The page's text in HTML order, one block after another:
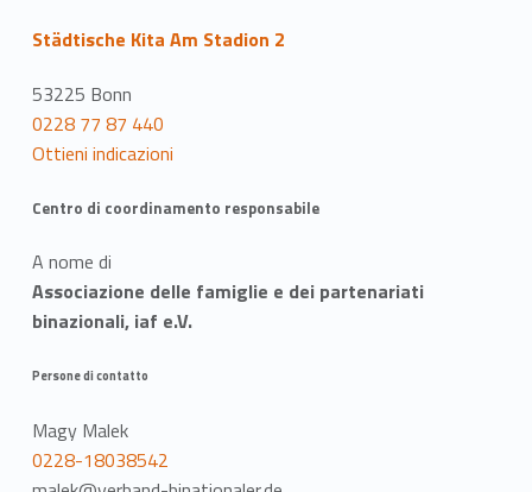
Städtische Kita Am Stadion 2
53225 Bonn
0228 77 87 440
Ottieni indicazioni
Centro di coordinamento responsabile
A nome di
Associazione delle famiglie e dei partenariati
binazionali, iaf e.V.
Persone di contatto
Magy Malek
0228-18038542